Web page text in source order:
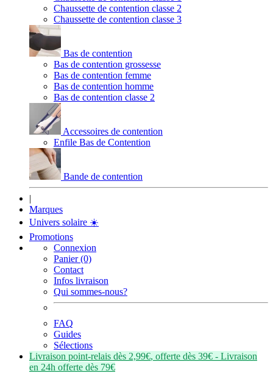
Chaussette de contention classe 2
Chaussette de contention classe 3
Bas de contention
Bas de contention grossesse
Bas de contention femme
Bas de contention homme
Bas de contention classe 2
Accessoires de contention
Enfile Bas de Contention
Bande de contention
|
Marques
Univers solaire ☀️
Promotions
Connexion
Panier (0)
Contact
Infos livraison
Qui sommes-nous?
FAQ
Guides
Sélections
Livraison point-relais dès 2,99€, offerte dès 39€ - Livraison
en 24h offerte dès 79€